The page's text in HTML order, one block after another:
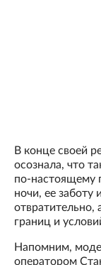
В конце своей
осознала, что
по-настоящему
ночи, ее заботу
отвратительно,
границ и
Напомним,
оператором